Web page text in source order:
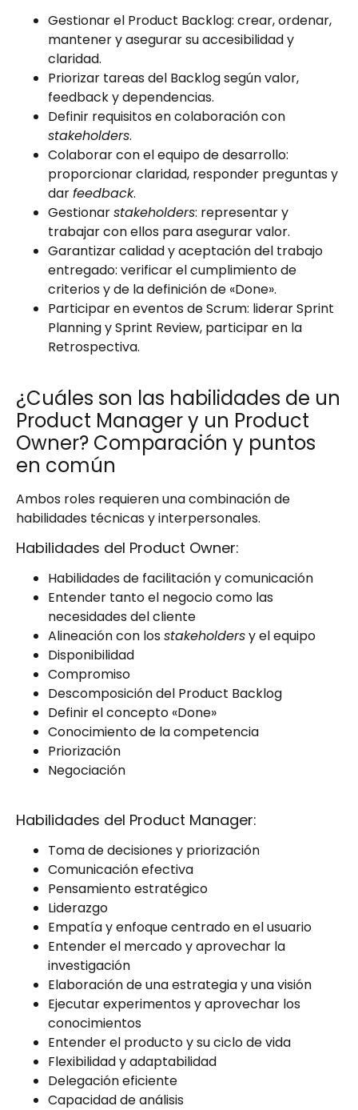
Gestionar el Product Backlog: crear, ordenar,
mantener y asegurar su accesibilidad y
claridad.
Priorizar tareas del Backlog según valor,
feedback y dependencias.
Definir requisitos en colaboración con
stakeholders.
Colaborar con el equipo de desarrollo:
proporcionar claridad, responder preguntas y
darfeedback.
Gestionarstakeholders: representar y
trabajar con ellos para asegurar valor.
Garantizar calidad y aceptación del trabajo
entregado: verificar el cumplimiento de
criterios y de la definición de «Done».
Participar en eventos de Scrum: liderar Sprint
Planning y Sprint Review, participar en la
Retrospectiva.
¿Cuáles son las habilidades de un
Product Manager y un Product
Owner? Comparación y puntos
en común
Ambos roles requieren una combinación de
habilidades técnicas y interpersonales.
Habilidades del Product Owner:
Habilidades de facilitación y comunicación
Entender tanto el negocio como las
necesidades del cliente
Alineación con losstakeholdersy el equipo
Disponibilidad
Compromiso
Descomposición del Product Backlog
Definir el concepto «Done»
Conocimiento de la competencia
Priorización
Negociación
Habilidades del Product Manager:
Toma de decisiones y priorización
Comunicación efectiva
Pensamiento estratégico
Liderazgo
Empatía y enfoque centrado en el usuario
Entender el mercado y aprovechar la
investigación
Elaboración de una estrategia y una visión
Ejecutar experimentos y aprovechar los
conocimientos
Entender el producto y su ciclo de vida
Flexibilidad y adaptabilidad
Delegación eficiente
Capacidad de análisis